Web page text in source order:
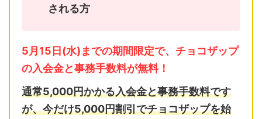
される方
5月15日(水)までの期間限定で、チョコザップ
の入会金と事務手数料が無料！
通常5,000円かかる入会金と事務手数料です
が、今だけ5,000円割引でチョコザップを始